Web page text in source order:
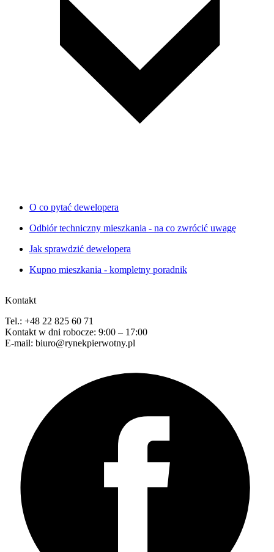
O co pytać dewelopera
Odbiór techniczny mieszkania - na co zwrócić uwagę
Jak sprawdzić dewelopera
Kupno mieszkania - kompletny poradnik
Kontakt
Tel.: +48 22 825 60 71
Kontakt w dni robocze: 9:00 – 17:00
E-mail: biuro@rynekpierwotny.pl